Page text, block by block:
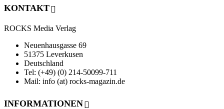
KONTAKT
ROCKS Media Verlag
Neuenhausgasse 69
51375 Leverkusen
Deutschland
Tel: (+49) (0) 214-50099-711
Mail: info (at) rocks-magazin.de
INFORMATIONEN